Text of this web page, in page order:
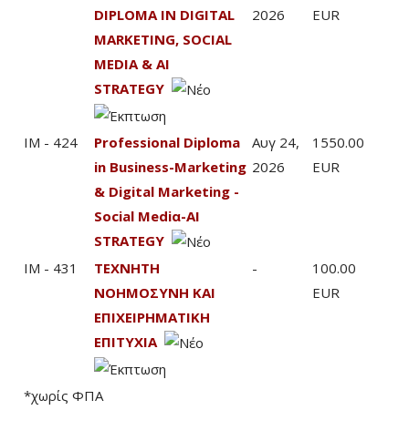
DIPLOMA IN DIGITAL
MARKETING, SOCIAL
MEDIA & AI
STRATEGY
2026
EUR
IM - 424
Professional Diploma
in Business-Marketing
& Digital Marketing -
Social Mediα-AI
STRATEGY
Αυγ 24,
2026
1550.00
EUR
IM - 431
ΤΕΧΝΗΤΗ
ΝΟΗΜΟΣΥΝΗ ΚΑΙ
ΕΠΙΧΕΙΡΗΜΑΤΙΚΗ
ΕΠΙΤΥΧΙΑ
-
100.00
EUR
*χωρίς ΦΠΑ